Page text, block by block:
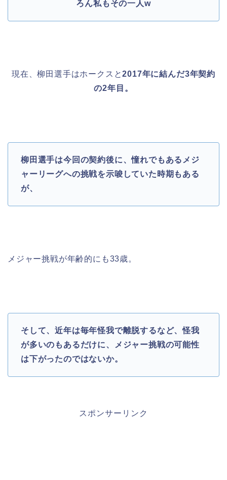
ろん私もその一人w
現在、柳田選手はホークスと2017年に結んだ3年契約
の2年目。
柳田選手は今回の契約後に、憧れでもあるメジ
ャーリーグへの挑戦を示唆していた時期もある
が、
メジャー挑戦が年齢的にも33歳。
そして、近年は毎年怪我で離脱するなど、怪我
が多いのもあるだけに、 メジャー挑戦の可能性
は下がったのではないか。
スポンサーリンク